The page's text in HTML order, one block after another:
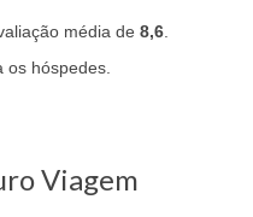
média de 8,6
os hóspedes.
Viagem